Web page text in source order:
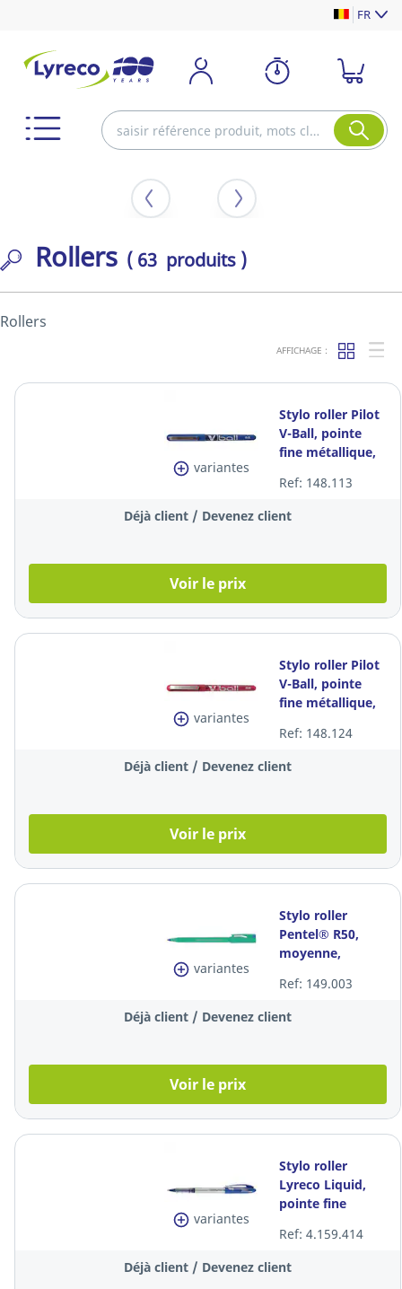
FR
Rollers ( 63 produits )
Rollers
AFFICHAGE :
variantes
Stylo roller Pilot
V-Ball, pointe
fine métallique,
bleue, la pièce
Ref: 148.113
Déjà client / Devenez client
Voir le prix
variantes
Stylo roller Pilot
V-Ball, pointe
fine métallique,
rouge, la pièce
Ref: 148.124
Déjà client / Devenez client
Voir le prix
variantes
Stylo roller
Pentel® R50,
moyenne,
bleue liquide, la
pièce
Ref: 149.003
Déjà client / Devenez client
Voir le prix
variantes
Stylo roller
Lyreco Liquid,
pointe fine
liquide bleue
Ref: 4.159.414
Déjà client / Devenez client